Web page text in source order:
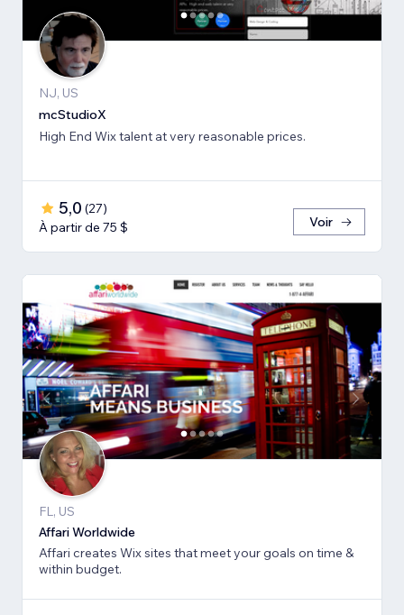
NJ, US
mcStudioX
High End Wix talent at very reasonable prices.
5,0 (27)
À partir de 75 $
Voir
FL, US
Affari Worldwide
Affari creates Wix sites that meet your goals on time &
within budget.